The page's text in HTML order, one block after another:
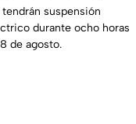
8 de agosto
suspensión
durante ocho horas
de agosto.